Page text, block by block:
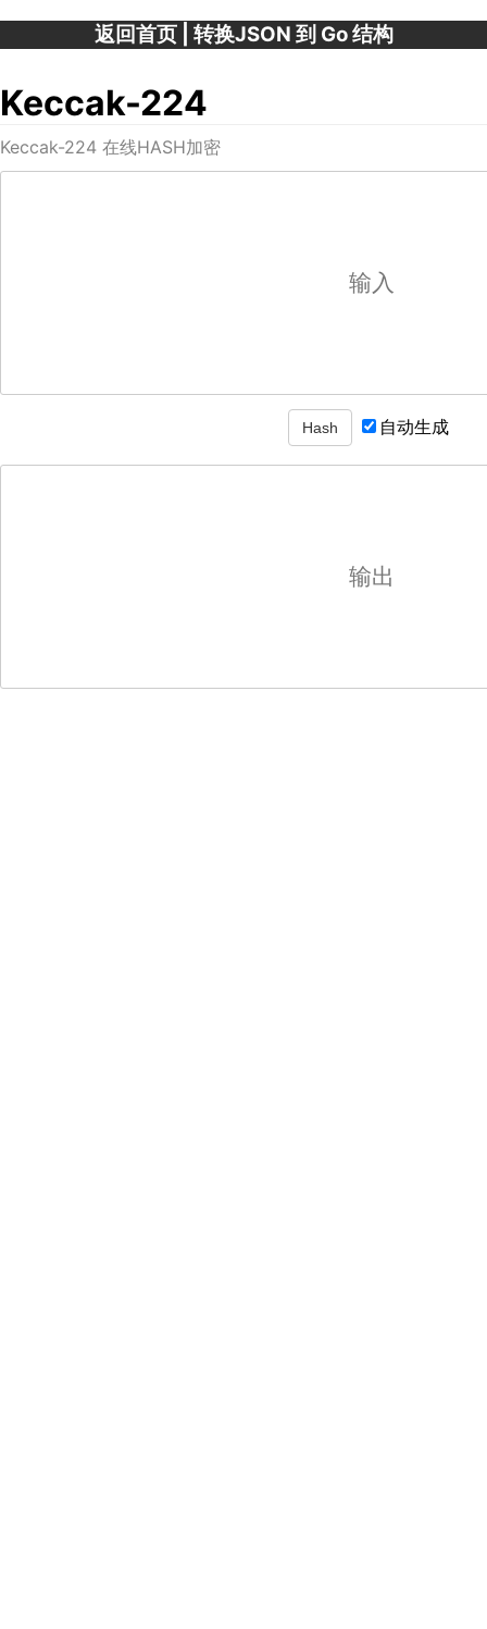
返回首页| 转换JSON 到 Go 结构
Keccak-224
Keccak-224 在线HASH加密
自动生成